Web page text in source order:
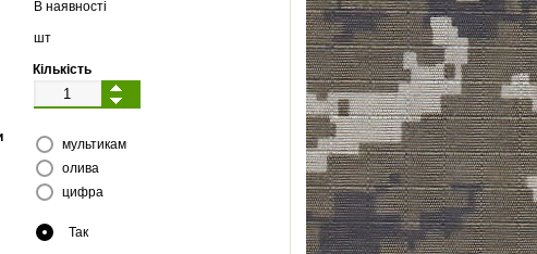
В наявності
шт
Кількість
мультикам
олива
цифра
Так